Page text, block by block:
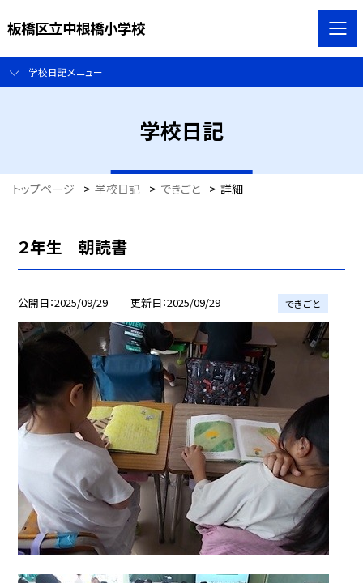
板橋区立中根橋小学校
学校日記メニュー
学校日記
トップページ > 学校日記 > できごと > 詳細
２年生 朝読書
公開日 2025/09/29 更新日 2025/09/29 できごと